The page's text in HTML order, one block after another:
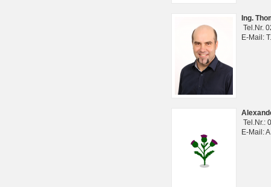
Ing.
Tel.Nr.
E-Mail:
Tel.Nr.:
E-Mail: